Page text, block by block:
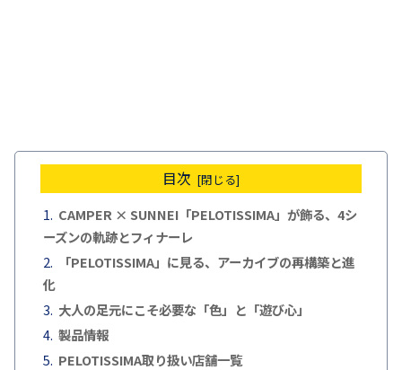
目次
CAMPER × SUNNEI「PELOTISSIMA」が飾る、4シ
ーズンの軌跡とフィナーレ
「PELOTISSIMA」に見る、アーカイブの再構築と進
化
大人の足元にこそ必要な「色」と「遊び心」
製品情報
PELOTISSIMA取り扱い店舗一覧